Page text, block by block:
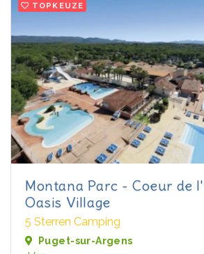
TOPKEUZE
Montana Parc - Coeur de
Oasis Village
5 Sterren Camping
Puget-sur-Argens